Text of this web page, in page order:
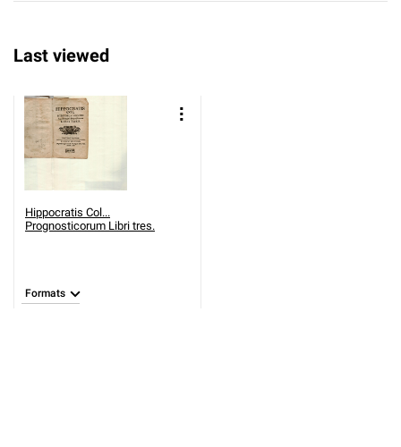
Last viewed
Hippocratis Col...
Prognosticorum Libri tres.
Formats